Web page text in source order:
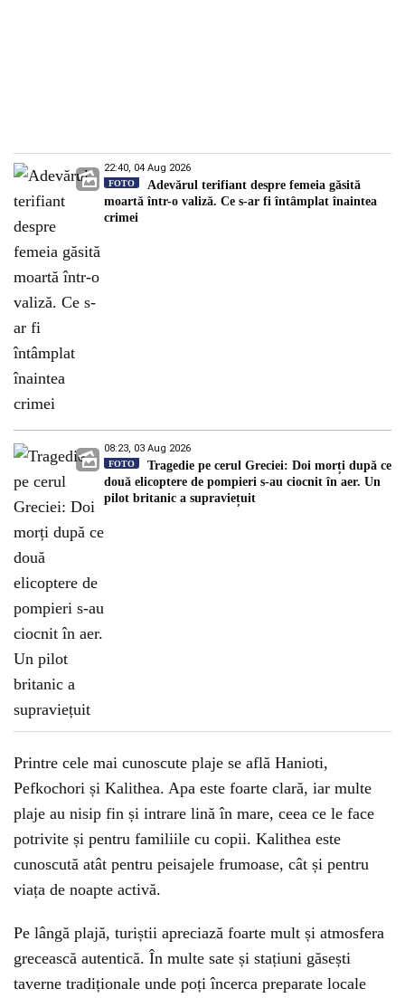
22:40, 04 Aug 2026
FOTO
Adevărul terifiant despre femeia găsită
moartă într-o valiză. Ce s-ar fi întâmplat înaintea
crimei
08:23, 03 Aug 2026
FOTO
Tragedie pe cerul Greciei: Doi morți după ce
două elicoptere de pompieri s-au ciocnit în aer. Un
pilot britanic a supraviețuit
Printre cele mai cunoscute plaje se află Hanioti,
Pefkochori și Kalithea. Apa este foarte clară, iar multe
plaje au nisip fin și intrare lină în mare, ceea ce le face
potrivite și pentru familiile cu copii. Kalithea este
cunoscută atât pentru peisajele frumoase, cât și pentru
viața de noapte activă.
Pe lângă plajă, turiștii apreciază foarte mult și atmosfera
grecească autentică. În multe sate și stațiuni găsești
taverne tradiționale unde poți încerca preparate locale